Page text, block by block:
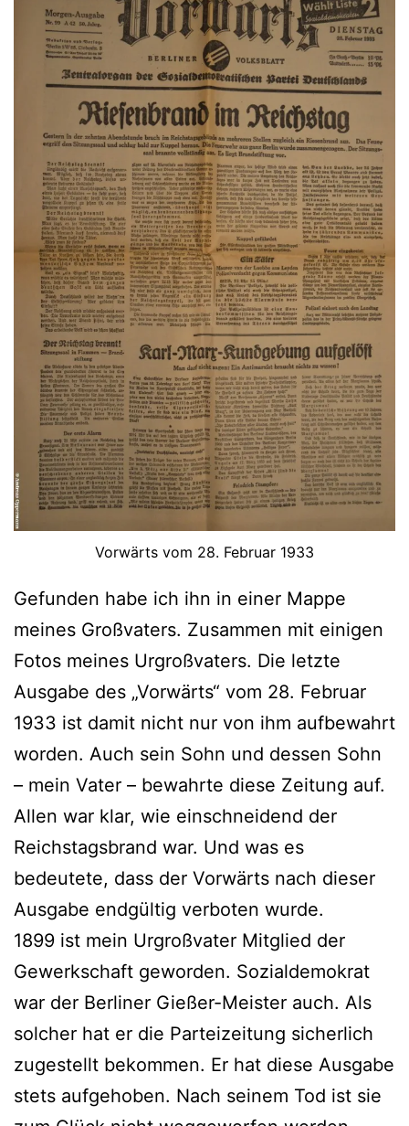
Vorwärts vom 28. Februar 1933
Gefunden habe ich ihn in einer Mappe
meines Großvaters. Zusammen mit einigen
Fotos meines Urgroßvaters. Die letzte
Ausgabe des „Vorwärts“ vom 28. Februar
1933 ist damit nicht nur von ihm aufbewahrt
worden. Auch sein Sohn und dessen Sohn
– mein Vater – bewahrte diese Zeitung auf.
Allen war klar, wie einschneidend der
Reichstagsbrand war. Und was es
bedeutete, dass der Vorwärts nach dieser
Ausgabe endgültig verboten wurde.
1899 ist mein Urgroßvater Mitglied der
Gewerkschaft geworden. Sozialdemokrat
war der Berliner Gießer-Meister auch. Als
solcher hat er die Parteizeitung sicherlich
zugestellt bekommen. Er hat diese Ausgabe
stets aufgehoben. Nach seinem Tod ist sie